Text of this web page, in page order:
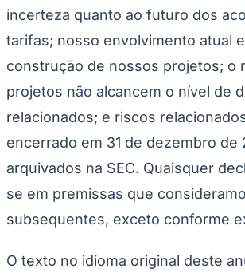
incerteza quanto ao futuro dos
tarifas; nosso envolvimento atual
construção de nossos projetos; o
projetos não alcancem o nível de
relacionados; e riscos
encerrado em 31 de dezembro de
arquivados na SEC. Quaisquer
se em premissas que
subsequentes, exceto conforme
O texto no idioma original deste